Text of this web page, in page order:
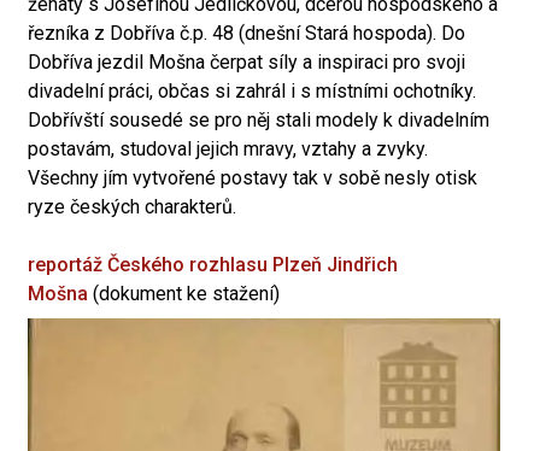
řezníka z Dobříva č.p. 48 (dnešní Stará hospoda). Do
Dobříva jezdil Mošna čerpat síly a inspiraci pro svoji
divadelní práci, občas si zahrál i s místními ochotníky.
Dobřívští sousedé se pro něj stali modely k divadelním
postavám, studoval jejich mravy, vztahy a zvyky.
Všechny jím vytvořené postavy tak v sobě nesly otisk
ryze českých charakterů.
reportáž Českého rozhlasu Plzeň Jindřich
Mošna (dokument ke stažení)